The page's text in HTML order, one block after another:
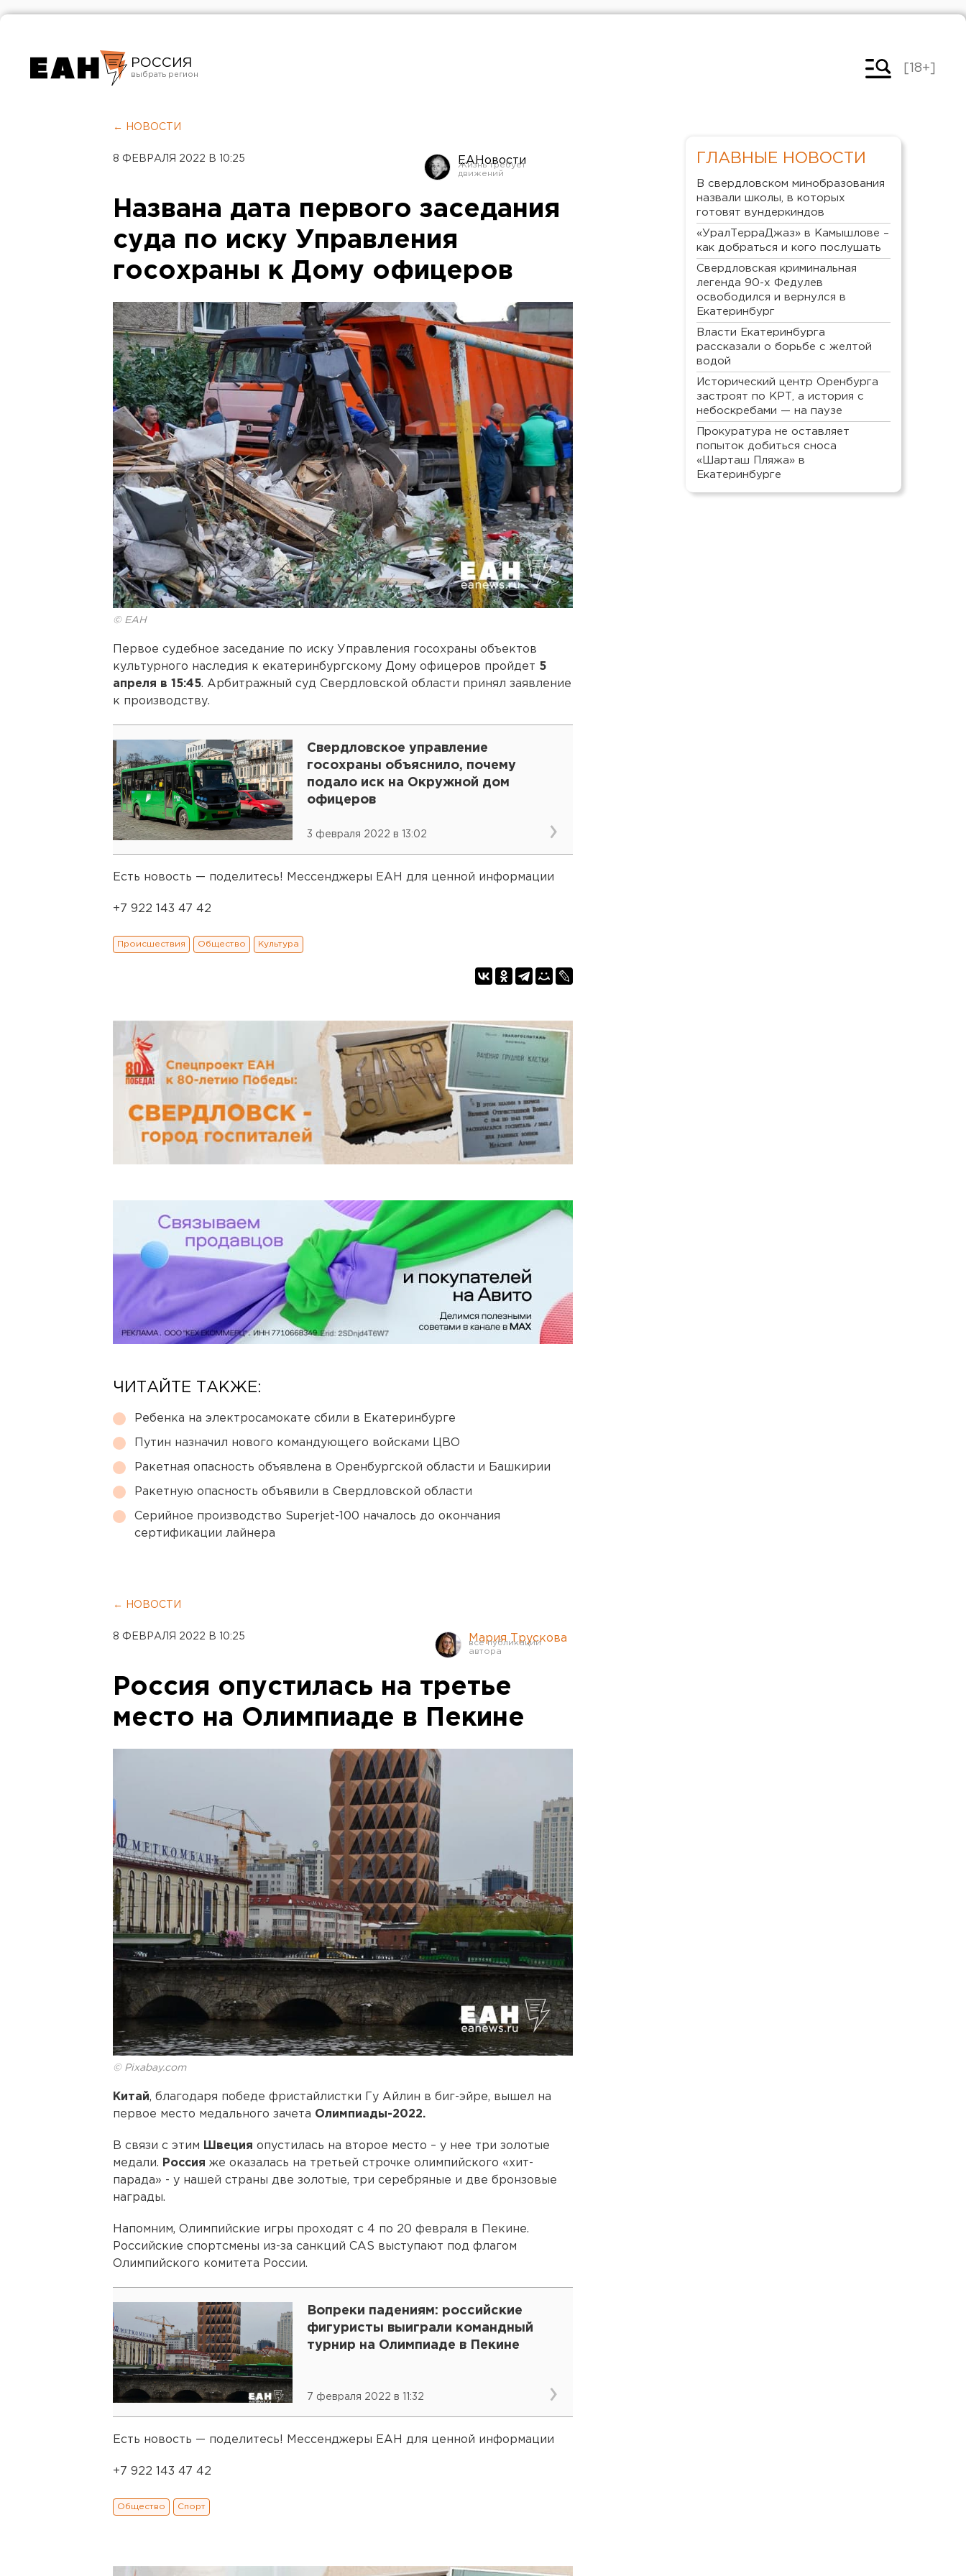
РОССИЯ
Челябинск
[18+]
← НОВОСТИ
8 ФЕВРАЛЯ 2022 В 10:25 ЕАНовости
Названа дата первого заседания
суда по иску Управления
госохраны к Дому офицеров
© ЕАН
Первое судебное заседание по иску Управления госохраны объектов
культурного наследия к екатеринбургскому Дому офицеров пройдет 5
апреля в 15:45. Арбитражный суд Свердловской области принял заявление
к производству.
Свердловское управление
госохраны объяснило, почему
подало иск на Окружной дом
офицеров
3 февраля 2022 в 13:02
Есть новость — поделитесь! Мессенджеры ЕАН для ценной информации
+7 922 143 47 42
Происшествия Общество Культура
ЧИТАЙТЕ ТАКЖЕ:
Ребенка на электросамокате сбили в Екатеринбурге
Путин назначил нового командующего войсками ЦВО
Ракетная опасность объявлена в Оренбургской области и Башкирии
Ракетную опасность объявили в Свердловской области
Серийное производство Superjet-100 началось до окончания
сертификации лайнера
← НОВОСТИ
8 ФЕВРАЛЯ 2022 В 10:25 Мария Трускова
Россия опустилась на третье
место на Олимпиаде в Пекине
© Pixabay.com
Китай, благодаря победе фристайлистки Гу Айлин в биг-эйре, вышел на
первое место медального зачета Олимпиады-2022.
В связи с этим Швеция опустилась на второе место – у нее три золотые
медали. Россия же оказалась на третьей строчке олимпийского «хит-
парада» - у нашей страны две золотые, три серебряные и две бронзовые
награды.
Напомним, Олимпийские игры проходят с 4 по 20 февраля в Пекине.
Российские спортсмены из-за санкций CAS выступают под флагом
Олимпийского комитета России.
Вопреки падениям: российские
фигуристы выиграли командный
турнир на Олимпиаде в Пекине
7 февраля 2022 в 11:32
Есть новость — поделитесь! Мессенджеры ЕАН для ценной информации
+7 922 143 47 42
Общество Спорт
ГЛАВНЫЕ НОВОСТИ
В свердловском минобразования
назвали школы, в которых
готовят вундеркиндов
«УралТерраДжаз» в Камышлове –
как добраться и кого послушать
Свердловская криминальная
легенда 90-х Федулев
освободился и вернулся в
Екатеринбург
Власти Екатеринбурга
рассказали о борьбе с желтой
водой
Исторический центр Оренбурга
застроят по КРТ, а история с
небоскребами — на паузе
Прокуратура не оставляет
попыток добиться сноса
«Шарташ Пляжа» в
Екатеринбурге